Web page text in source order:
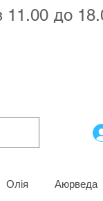
11.00 до
Олія Аюрведа